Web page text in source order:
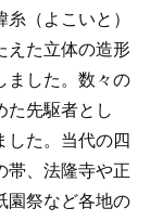
（よこいと）
えた立体の造形
ました。数々の
た先駆者とし
した。当代の四
帯、法隆寺や正
園祭など各地の